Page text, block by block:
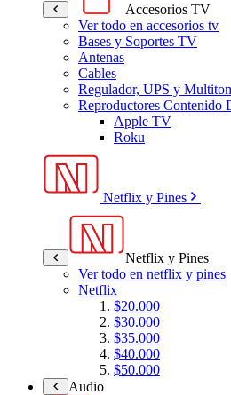
Accesorios TV
Ver todo en accesorios tv
Bases y Soportes TV
Antenas
Cables
Regulador, UPS y
Reproductores Contenido
Apple TV
Roku
Netflix y Pines
Netflix y Pines
Ver todo en netflix y pines
Netflix
$20.000
$30.000
$35.000
$40.000
$50.000
Audio